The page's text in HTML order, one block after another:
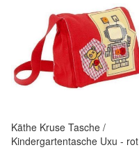
Käthe Kruse Tasche /
Kindergartentasche Uxu - rot